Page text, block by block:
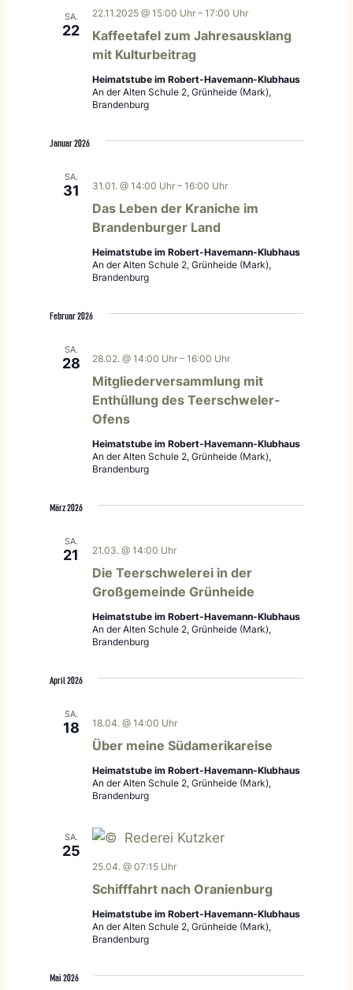
SA.
22
Kaffeetafel zum Jahresausklang
mit Kulturbeitrag
22.11.2025 @ 15:00 Uhr –17:00 Uhr
Heimatstube im Robert-Havemann-Klubhaus
An der Alten Schule 2, Grünheide (Mark),
Brandenburg
Januar 2026
SA.
31
Das Leben der Kraniche im
Brandenburger Land
31.01. @ 14:00 Uhr –16:00 Uhr
Heimatstube im Robert-Havemann-Klubhaus
An der Alten Schule 2, Grünheide (Mark),
Brandenburg
Februar 2026
SA.
28
Mitgliederversammlung mit
Enthüllung des Teerschweler-
Ofens
28.02. @ 14:00 Uhr –16:00 Uhr
Heimatstube im Robert-Havemann-Klubhaus
An der Alten Schule 2, Grünheide (Mark),
Brandenburg
März 2026
SA.
21
Die Teerschwelerei in der
Großgemeinde Grünheide
21.03. @ 14:00 Uhr
Heimatstube im Robert-Havemann-Klubhaus
An der Alten Schule 2, Grünheide (Mark),
Brandenburg
April 2026
SA.
18
Über meine Südamerikareise
18.04. @ 14:00 Uhr
Heimatstube im Robert-Havemann-Klubhaus
An der Alten Schule 2, Grünheide (Mark),
Brandenburg
SA.
25
Schifffahrt nach Oranienburg
25.04. @ 07:15 Uhr
Heimatstube im Robert-Havemann-Klubhaus
An der Alten Schule 2, Grünheide (Mark),
Brandenburg
Mai 2026